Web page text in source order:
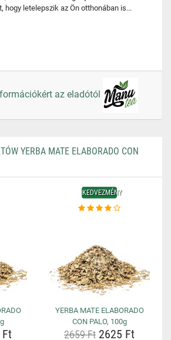
hogy letelepszik az Ön otthonában is...
az eladótól
YERBA MATE ELABORADO CON
KEDVEZMÉNY
YERBA MATE ELABORADO
CON PALO, 100g
2659 Ft 2625 Ft